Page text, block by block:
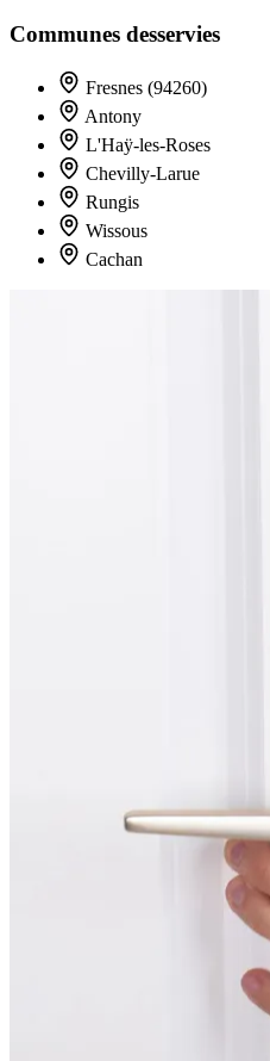
Communes desservies
Fresnes (94260)
Antony
L'Haÿ-les-Roses
Chevilly-Larue
Rungis
Wissous
Cachan